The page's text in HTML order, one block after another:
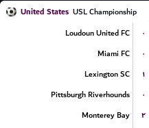
United States USL Championship
Loudoun United FC
۰
Miami FC
۰
Lexington SC
۱
Pittsburgh Riverhounds
۰
Monterey Bay
۲